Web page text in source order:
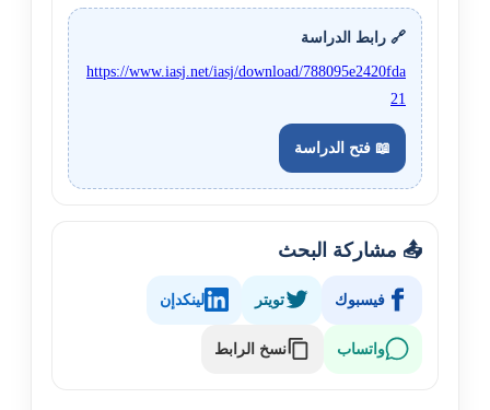
🔗 رابط الدراسة
https://www.iasj.net/iasj/download/788095e2420fda
21
📖 فتح الدراسة
📤 مشاركة البحث
فيسبوك تويتر لينكدإن
واتساب نسخ الرابط